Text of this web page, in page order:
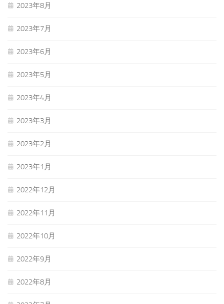
2023年8月
2023年7月
2023年6月
2023年5月
2023年4月
2023年3月
2023年2月
2023年1月
2022年12月
2022年11月
2022年10月
2022年9月
2022年8月